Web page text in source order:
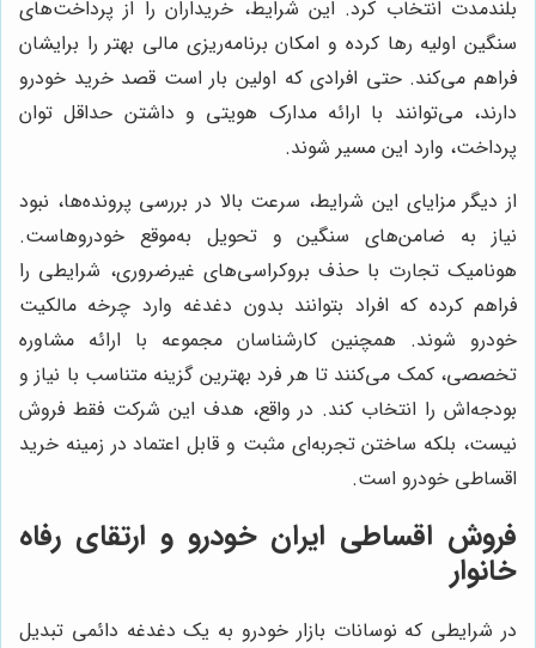
بلندمدت انتخاب کرد. این شرایط، خریداران را از پرداخت‌های
سنگین اولیه رها کرده و امکان برنامه‌ریزی مالی بهتر را برایشان
فراهم می‌کند. حتی افرادی که اولین بار است قصد خرید خودرو
دارند، می‌توانند با ارائه مدارک هویتی و داشتن حداقل توان
پرداخت، وارد این مسیر شوند.
از دیگر مزایای این شرایط، سرعت بالا در بررسی پرونده‌ها، نبود
نیاز به ضامن‌های سنگین و تحویل به‌موقع خودروهاست.
هونامیک تجارت با حذف بروکراسی‌های غیرضروری، شرایطی را
فراهم کرده که افراد بتوانند بدون دغدغه وارد چرخه مالکیت
خودرو شوند. همچنین کارشناسان مجموعه با ارائه مشاوره
تخصصی، کمک می‌کنند تا هر فرد بهترین گزینه متناسب با نیاز و
بودجه‌اش را انتخاب کند. در واقع، هدف این شرکت فقط فروش
نیست، بلکه ساختن تجربه‌ای مثبت و قابل اعتماد در زمینه خرید
اقساطی خودرو است.
فروش اقساطی ایران خودرو و ارتقای رفاه
خانوار
در شرایطی که نوسانات بازار خودرو به یک دغدغه دائمی تبدیل